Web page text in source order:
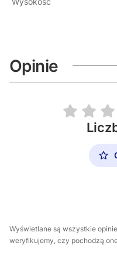
Opinie
Wyświetlane są wszystkie
weryfikujemy, czy pochodzą